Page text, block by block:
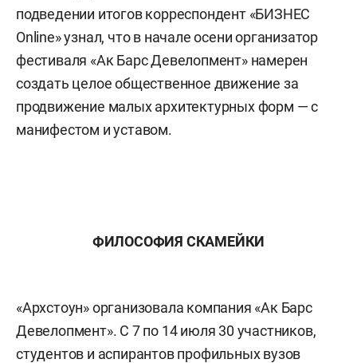
подведении итогов корреспондент «БИЗНЕС
Online» узнал, что в начале осени организатор
фестиваля «Ак Барс Девелопмент» намерен
создать целое общественное движение за
продвижение малых архитектурных форм — с
манифестом и уставом.
ФИЛОСОФИЯ СКАМЕЙКИ
«Архстоун» организовала компания «Ак Барс
Девелопмент». С 7 по 14 июля 30 участников,
студентов и аспирантов профильных вузов